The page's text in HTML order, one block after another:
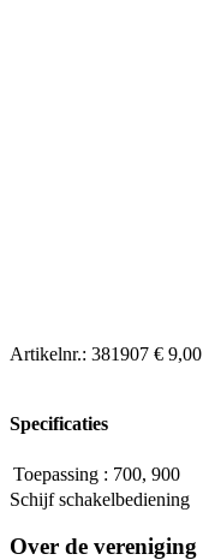
Artikelnr.: 381907 € 9,00
Specificaties
Toepassing : 700, 900
Schijf schakelbediening
Over de vereniging